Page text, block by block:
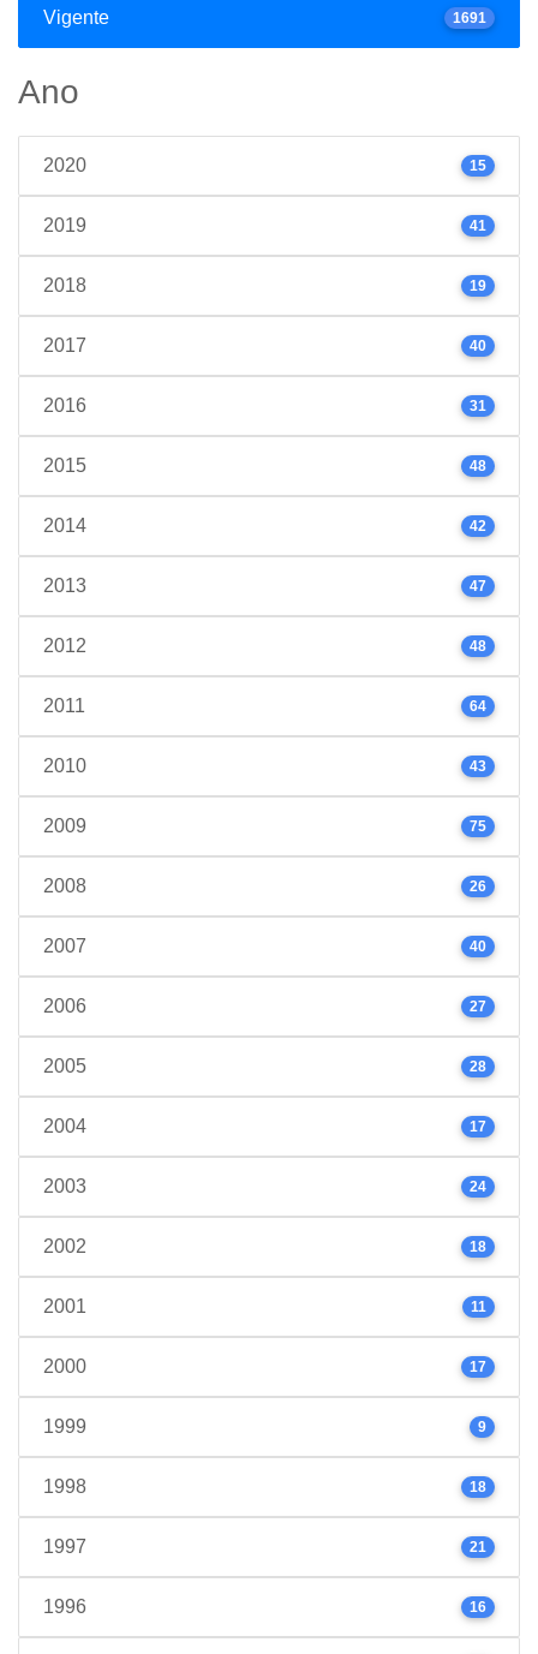
Vigente 1691
Ano
2020 15
2019 41
2018 19
2017 40
2016 31
2015 48
2014 42
2013 47
2012 48
2011 64
2010 43
2009 75
2008 26
2007 40
2006 27
2005 28
2004 17
2003 24
2002 18
2001 11
2000 17
1999 9
1998 18
1997 21
1996 16